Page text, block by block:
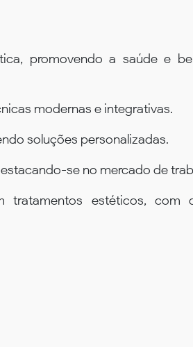
promovendo a saúde e
modernas e integrativas.
soluções personalizadas.
se no mercado de
estéticos, com